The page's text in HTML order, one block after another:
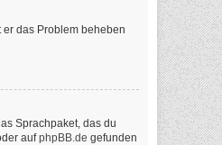
das Problem beheben
Sprachpaket, das du
aufphpBB.de gefunden